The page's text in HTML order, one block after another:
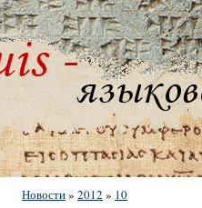
Новости» 2012 » 10